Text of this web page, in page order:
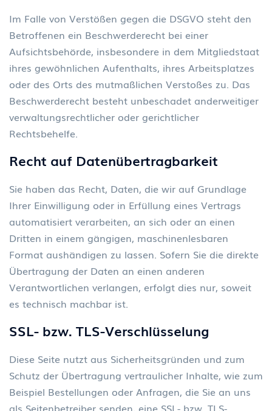
Im Falle von Verstößen gegen die DSGVO steht den
Betroffenen ein Beschwerderecht bei einer
Aufsichtsbehörde, insbesondere in dem Mitgliedstaat
ihres gewöhnlichen Aufenthalts, ihres Arbeitsplatzes
oder des Orts des mutmaßlichen Verstoßes zu. Das
Beschwerderecht besteht unbeschadet anderweitiger
verwaltungsrechtlicher oder gerichtlicher
Rechtsbehelfe.
Recht auf Datenübertragbarkeit
Sie haben das Recht, Daten, die wir auf Grundlage
Ihrer Einwilligung oder in Erfüllung eines Vertrags
automatisiert verarbeiten, an sich oder an einen
Dritten in einem gängigen, maschinenlesbaren
Format aushändigen zu lassen. Sofern Sie die direkte
Übertragung der Daten an einen anderen
Verantwortlichen verlangen, erfolgt dies nur, soweit
es technisch machbar ist.
SSL- bzw. TLS-Verschlüsselung
Diese Seite nutzt aus Sicherheitsgründen und zum
Schutz der Übertragung vertraulicher Inhalte, wie zum
Beispiel Bestellungen oder Anfragen, die Sie an uns
als Seitenbetreiber senden, eine SSL- bzw. TLS-